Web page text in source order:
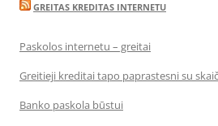
GREITAS KREDITAS INTERNETU
Paskolos internetu – greitai
Greitieji kreditai tapo paprastesni su
Banko paskola būstui